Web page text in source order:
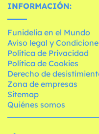
INFORMACIÓN:
Funidelia en el Mundo
Aviso legal y
Política de Privacidad
Política de Cookies
Derecho de
Zona de empresas
Sitemap
Quiénes somos